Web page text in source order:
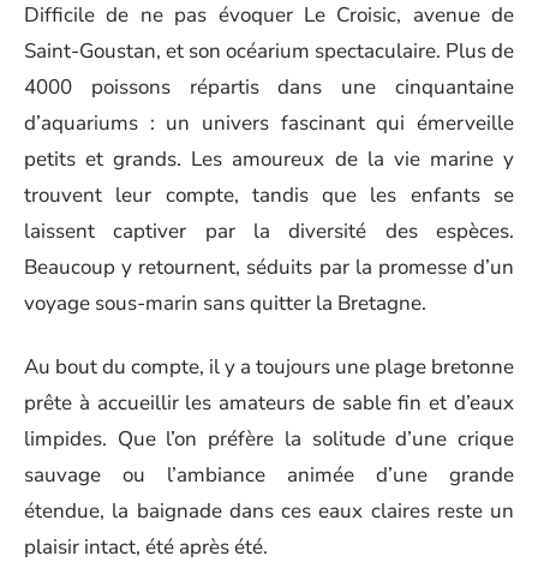
Difficile de ne pas évoquer Le Croisic, avenue de
Saint-Goustan, et son océarium spectaculaire. Plus de
4000 poissons répartis dans une cinquantaine
d’aquariums : un univers fascinant qui émerveille
petits et grands. Les amoureux de la vie marine y
trouvent leur compte, tandis que les enfants se
laissent captiver par la diversité des espèces.
Beaucoup y retournent, séduits par la promesse d’un
voyage sous-marin sans quitter la Bretagne.
Au bout du compte, il y a toujours une plage bretonne
prête à accueillir les amateurs de sable fin et d’eaux
limpides. Que l’on préfère la solitude d’une crique
sauvage ou l’ambiance animée d’une grande
étendue, la baignade dans ces eaux claires reste un
plaisir intact, été après été.